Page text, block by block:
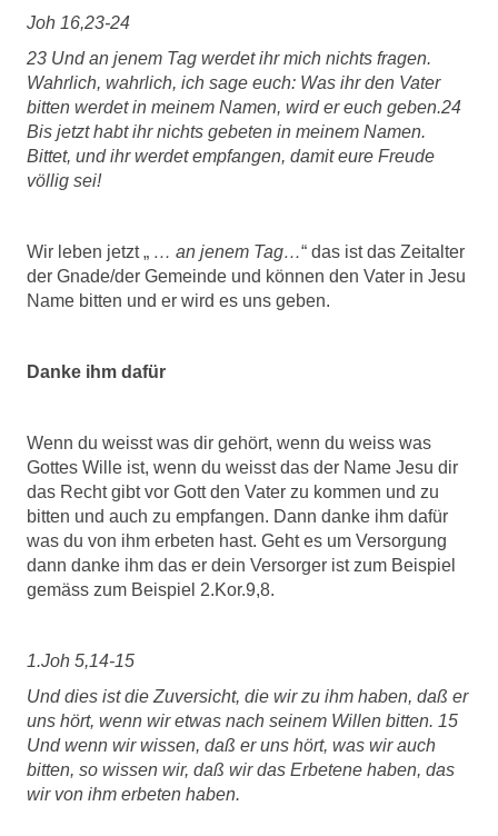
Joh 16,23-24
23 Und an jenem Tag werdet ihr mich nichts fragen.
Wahrlich, wahrlich, ich sage euch: Was ihr den Vater
bitten werdet in meinem Namen, wird er euch geben.24
Bis jetzt habt ihr nichts gebeten in meinem Namen.
Bittet, und ihr werdet empfangen, damit eure Freude
völlig sei!
Wir leben jetzt „ … an jenem Tag…“ das ist das Zeitalter
der Gnade/der Gemeinde und können den Vater in Jesu
Name bitten und er wird es uns geben.
Danke ihm dafür
Wenn du weisst was dir gehört, wenn du weiss was
Gottes Wille ist, wenn du weisst das der Name Jesu dir
das Recht gibt vor Gott den Vater zu kommen und zu
bitten und auch zu empfangen. Dann danke ihm dafür
was du von ihm erbeten hast. Geht es um Versorgung
dann danke ihm das er dein Versorger ist zum Beispiel
gemäss zum Beispiel 2.Kor.9,8.
1.Joh 5,14-15
Und dies ist die Zuversicht, die wir zu ihm haben, daß er
uns hört, wenn wir etwas nach seinem Willen bitten. 15
Und wenn wir wissen, daß er uns hört, was wir auch
bitten, so wissen wir, daß wir das Erbetene haben, das
wir von ihm erbeten haben.